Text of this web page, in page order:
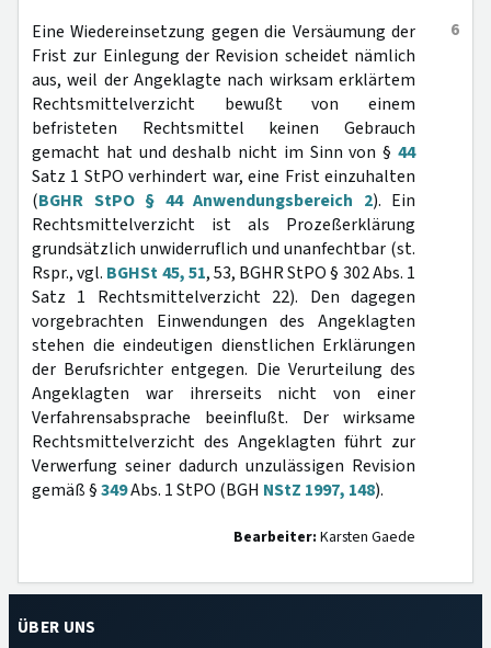
6
Eine Wiedereinsetzung gegen die Versäumung der
Frist zur Einlegung der Revision scheidet nämlich
aus, weil der Angeklagte nach wirksam erklärtem
Rechtsmittelverzicht bewußt von einem
befristeten Rechtsmittel keinen Gebrauch
gemacht hat und deshalb nicht im Sinn von § 44
Satz 1 StPO verhindert war, eine Frist einzuhalten
(BGHR StPO § 44 Anwendungsbereich 2). Ein
Rechtsmittelverzicht ist als Prozeßerklärung
grundsätzlich unwiderruflich und unanfechtbar (st.
Rspr., vgl. BGHSt 45, 51, 53, BGHR StPO § 302 Abs. 1
Satz 1 Rechtsmittelverzicht 22). Den dagegen
vorgebrachten Einwendungen des Angeklagten
stehen die eindeutigen dienstlichen Erklärungen
der Berufsrichter entgegen. Die Verurteilung des
Angeklagten war ihrerseits nicht von einer
Verfahrensabsprache beeinflußt. Der wirksame
Rechtsmittelverzicht des Angeklagten führt zur
Verwerfung seiner dadurch unzulässigen Revision
gemäß §349Abs. 1 StPO (BGH NStZ 1997, 148).
Bearbeiter: Karsten Gaede
ÜBER UNS